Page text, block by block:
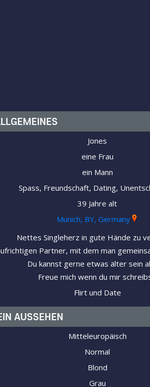
Jones
eine Frau
ein Mann
Spass, Freundschaft, Dating,
39 Jahre alt
Munich, BY, Germany
Nettes Singleherz in gute Hände zu
Partner, mit dem man
Du kannst gerne etwas älter sein
Freue mich wenn du mir
Flirt und Date
AUSSEHEN
Mitteleuropäisch
Normal
Blond
Grau